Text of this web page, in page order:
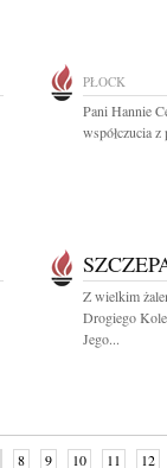
PŁOCK
Pani Hannie
współczucia
Z wielkim
Drogiego
Jego...
8 9 10 11 12